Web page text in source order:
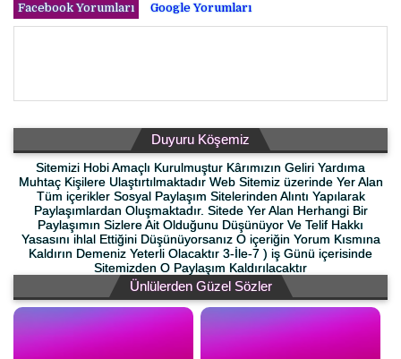
Facebook Yorumları
Google Yorumları
Duyuru Köşemiz
Sitemizi Hobi Amaçlı Kurulmuştur Kârımızın Geliri Yardıma
Muhtaç Kişilere Ulaştırtılmaktadır Web Sitemiz üzerinde Yer Alan
Tüm içerikler Sosyal Paylaşım Sitelerinden Alıntı Yapılarak
Paylaşımlardan Oluşmaktadır. Sitede Yer Alan Herhangi Bir
Paylaşımın Sizlere Ait Olduğunu Düşünüyor Ve Telif Hakkı
Yasasını ihlal Ettiğini Düşünüyorsanız O içeriğin Yorum Kısmına
Kaldırın Demeniz Yeterli Olacaktır 3-İle-7 ) iş Günü içerisinde
Sitemizden O Paylaşım Kaldırılacaktır
Ünlülerden Güzel Sözler